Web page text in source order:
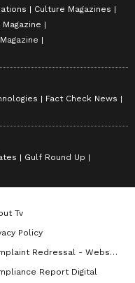
Culture Magazines
Fact Check News
Gulf Round Up
Tv
Policy
Redressal - Website
Report Digital